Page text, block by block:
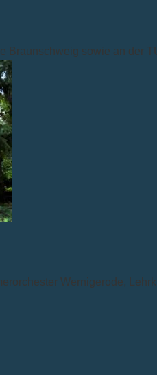
Braunschweig sowie an der
Wernigerode,